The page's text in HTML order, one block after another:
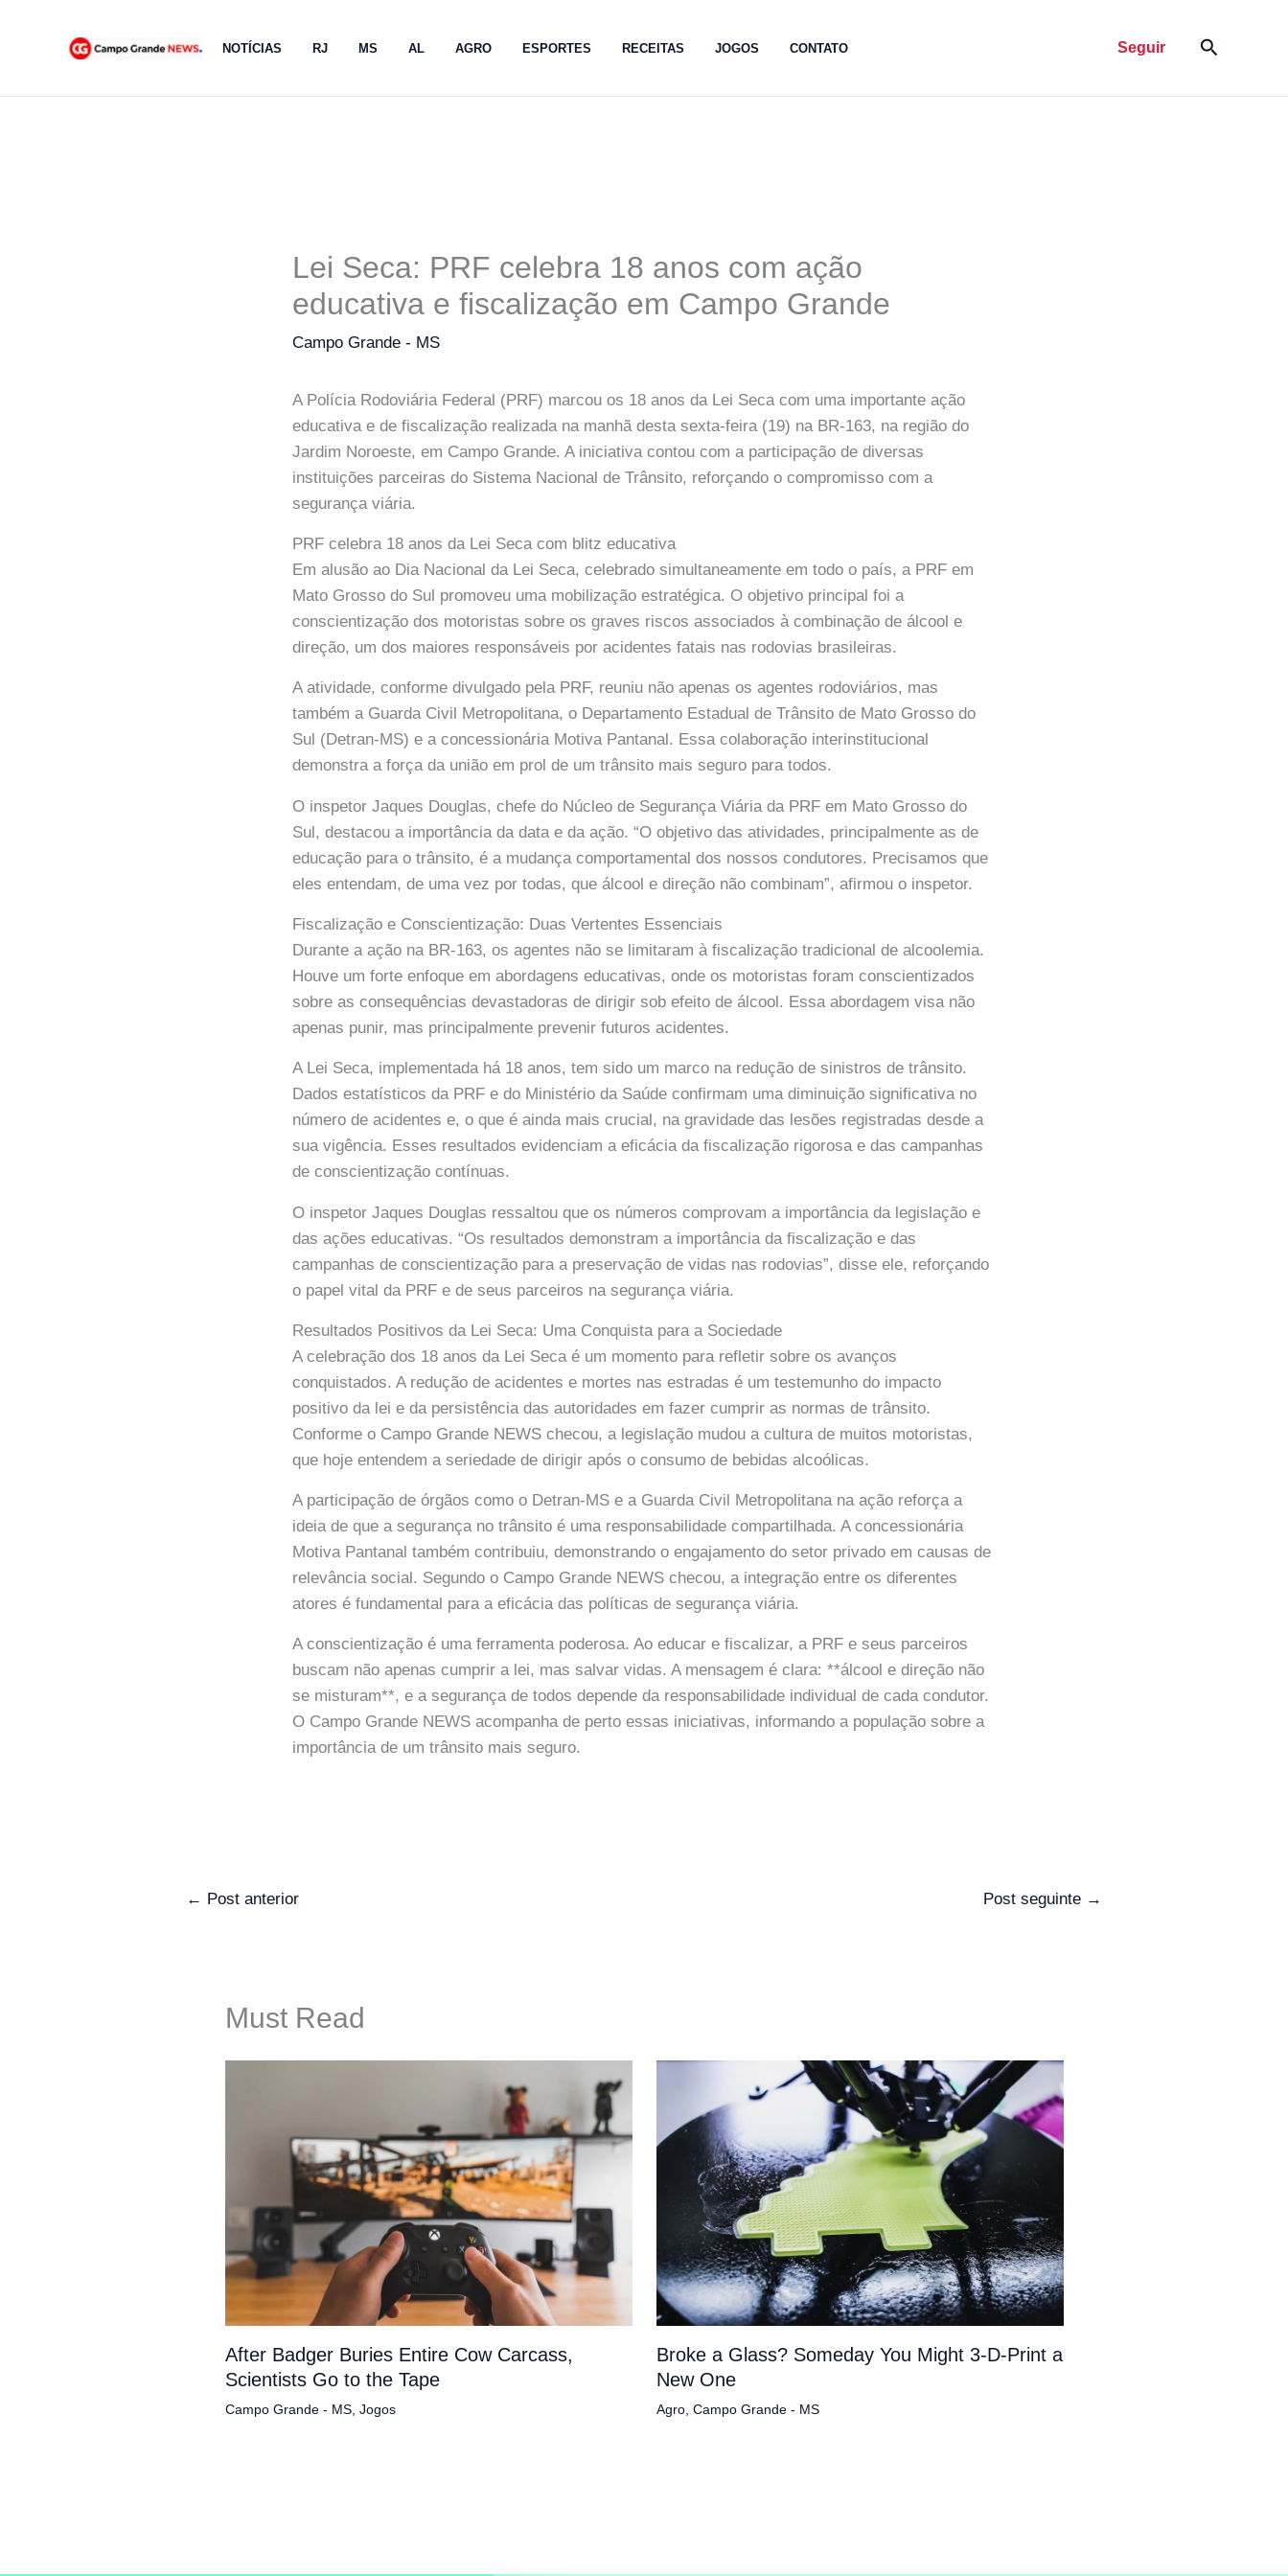
NOTÍCIAS RJ MS AL AGRO ESPORTES RECEITAS JOGOS CONTATO Seguir Pesquisar
Lei Seca: PRF celebra 18 anos com ação
educativa e fiscalização em Campo Grande
Campo Grande - MS
A Polícia Rodoviária Federal (PRF) marcou os 18 anos da Lei Seca com uma importante ação
educativa e de fiscalização realizada na manhã desta sexta-feira (19) na BR-163, na região do
Jardim Noroeste, em Campo Grande. A iniciativa contou com a participação de diversas
instituições parceiras do Sistema Nacional de Trânsito, reforçando o compromisso com a
segurança viária.
PRF celebra 18 anos da Lei Seca com blitz educativa
Em alusão ao Dia Nacional da Lei Seca, celebrado simultaneamente em todo o país, a PRF em
Mato Grosso do Sul promoveu uma mobilização estratégica. O objetivo principal foi a
conscientização dos motoristas sobre os graves riscos associados à combinação de álcool e
direção, um dos maiores responsáveis por acidentes fatais nas rodovias brasileiras.
A atividade, conforme divulgado pela PRF, reuniu não apenas os agentes rodoviários, mas
também a Guarda Civil Metropolitana, o Departamento Estadual de Trânsito de Mato Grosso do
Sul (Detran-MS) e a concessionária Motiva Pantanal. Essa colaboração interinstitucional
demonstra a força da união em prol de um trânsito mais seguro para todos.
O inspetor Jaques Douglas, chefe do Núcleo de Segurança Viária da PRF em Mato Grosso do
Sul, destacou a importância da data e da ação. “O objetivo das atividades, principalmente as de
educação para o trânsito, é a mudança comportamental dos nossos condutores. Precisamos que
eles entendam, de uma vez por todas, que álcool e direção não combinam”, afirmou o inspetor.
Fiscalização e Conscientização: Duas Vertentes Essenciais
Durante a ação na BR-163, os agentes não se limitaram à fiscalização tradicional de alcoolemia.
Houve um forte enfoque em abordagens educativas, onde os motoristas foram conscientizados
sobre as consequências devastadoras de dirigir sob efeito de álcool. Essa abordagem visa não
apenas punir, mas principalmente prevenir futuros acidentes.
A Lei Seca, implementada há 18 anos, tem sido um marco na redução de sinistros de trânsito.
Dados estatísticos da PRF e do Ministério da Saúde confirmam uma diminuição significativa no
número de acidentes e, o que é ainda mais crucial, na gravidade das lesões registradas desde a
sua vigência. Esses resultados evidenciam a eficácia da fiscalização rigorosa e das campanhas
de conscientização contínuas.
O inspetor Jaques Douglas ressaltou que os números comprovam a importância da legislação e
das ações educativas. “Os resultados demonstram a importância da fiscalização e das
campanhas de conscientização para a preservação de vidas nas rodovias”, disse ele, reforçando
o papel vital da PRF e de seus parceiros na segurança viária.
Resultados Positivos da Lei Seca: Uma Conquista para a Sociedade
A celebração dos 18 anos da Lei Seca é um momento para refletir sobre os avanços
conquistados. A redução de acidentes e mortes nas estradas é um testemunho do impacto
positivo da lei e da persistência das autoridades em fazer cumprir as normas de trânsito.
Conforme o Campo Grande NEWS checou, a legislação mudou a cultura de muitos motoristas,
que hoje entendem a seriedade de dirigir após o consumo de bebidas alcoólicas.
A participação de órgãos como o Detran-MS e a Guarda Civil Metropolitana na ação reforça a
ideia de que a segurança no trânsito é uma responsabilidade compartilhada. A concessionária
Motiva Pantanal também contribuiu, demonstrando o engajamento do setor privado em causas de
relevância social. Segundo o Campo Grande NEWS checou, a integração entre os diferentes
atores é fundamental para a eficácia das políticas de segurança viária.
A conscientização é uma ferramenta poderosa. Ao educar e fiscalizar, a PRF e seus parceiros
buscam não apenas cumprir a lei, mas salvar vidas. A mensagem é clara: **álcool e direção não
se misturam**, e a segurança de todos depende da responsabilidade individual de cada condutor.
O Campo Grande NEWS acompanha de perto essas iniciativas, informando a população sobre a
importância de um trânsito mais seguro.
← Post anterior Post seguinte →
Must Read
After Badger Buries Entire Cow Carcass,
Scientists Go to the Tape
Campo Grande - MS, Jogos
Broke a Glass? Someday You Might 3-D-Print a
New One
Agro, Campo Grande - MS